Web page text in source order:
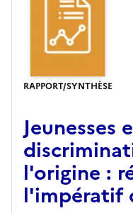
RAPPORT/SYNTHÈSE
Jeunesses
l'origine :
l'impératif